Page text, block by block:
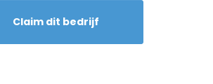
Claim dit bedrijf